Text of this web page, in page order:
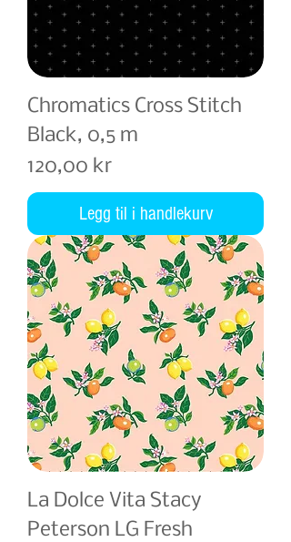
Chromatics Cross Stitch
Black, 0,5 m
Pris
120,00 kr
Legg til i handlekurv
La Dolce Vita Stacy
Peterson LG Fresh